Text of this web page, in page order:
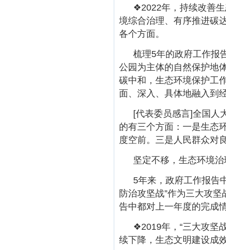
❖2022年，持续改善
境综合治理、有序推进碳
各个方面。
梳理5年的政府工作报
公园为主体的自然保护地
碳中和，生态环境保护工
面、深入、具体地融入到
[代表委员感言]全国人
的有三个方面：一是生态
度空前。三是人民群众对
坚定不移，生态环境
5年来，政府工作报告
防治攻坚战”作为三大攻
告中都对上一年度的完成
❖2019年，“三大攻坚
续下降，生态文明建设成